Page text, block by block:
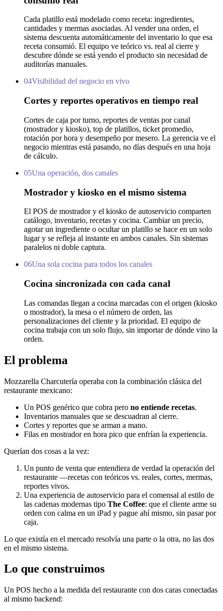
Cada platillo está modelado como receta: ingredientes,
cantidades y mermas asociadas. Al vender una orden, el
sistema descuenta automáticamente del inventario lo que esa
receta consumió. El equipo ve teórico vs. real al cierre y
descubre dónde se está yendo el producto sin necesidad de
auditorías manuales.
04Visibilidad del negocio en vivo
Cortes y reportes operativos en tiempo real
Cortes de caja por turno, reportes de ventas por canal
(mostrador y kiosko), top de platillos, ticket promedio,
rotación por hora y desempeño por mesero. La gerencia ve el
negocio mientras está pasando, no días después en una hoja
de cálculo.
05Una operación, dos canales
Mostrador y kiosko en el mismo sistema
El POS de mostrador y el kiosko de autoservicio comparten
catálogo, inventario, recetas y cocina. Cambiar un precio,
agotar un ingrediente o ocultar un platillo se hace en un solo
lugar y se refleja al instante en ambos canales. Sin sistemas
paralelos ni doble captura.
06Una sola cocina para todos los canales
Cocina sincronizada con cada canal
Las comandas llegan a cocina marcadas con el origen (kiosko
o mostrador), la mesa o el número de orden, las
personalizaciones del cliente y la prioridad. El equipo de
cocina trabaja con un solo flujo, sin importar de dónde vino la
orden.
El problema
Mozzarella Charcutería operaba con la combinación clásica del
restaurante mexicano:
Un POS genérico que cobra pero no entiende recetas.
Inventarios manuales que se descuadran al cierre.
Cortes y reportes que se arman a mano.
Filas en mostrador en hora pico que enfrían la experiencia.
Querían dos cosas a la vez:
Un punto de venta que entendiera de verdad la operación del
restaurante —recetas con teóricos vs. reales, cortes, mermas,
reportes vivos.
Una experiencia de autoservicio para el comensal al estilo de
las cadenas modernas tipo The Coffee: que el cliente arme su
orden con calma en un iPad y pague ahí mismo, sin pasar por
caja.
Lo que existía en el mercado resolvía una parte o la otra, no las dos
en el mismo sistema.
Lo que construimos
Un POS hecho a la medida del restaurante con dos caras conectadas
al mismo backend: